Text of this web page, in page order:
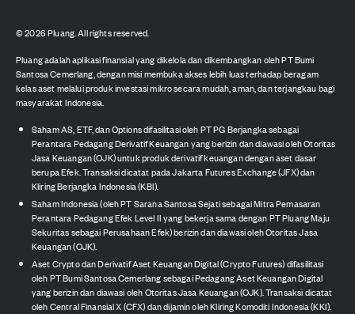
©2026Pluang. All rights reserved.
Pluang adalah aplikasi finansial yang dikelola dan dikembangkan oleh PT Bumi
Santosa Cemerlang, dengan misi membuka akses lebih luas terhadap beragam
kelas aset melalui produk investasi mikro secara mudah, aman, dan terjangkau bagi
masyarakat Indonesia.
Saham AS, ETF, dan Options difasilitasi oleh PT PG Berjangka sebagai
Perantara Pedagang Derivatif Keuangan yang berizin dan diawasi oleh Otoritas
Jasa Keuangan (OJK) untuk produk derivatif keuangan dengan aset dasar
berupa Efek. Transaksi dicatat pada Jakarta Futures Exchange (JFX) dan
Kliring Berjangka Indonesia (KBI).
Saham Indonesia (oleh PT Sarana Santosa Sejati sebagai Mitra Pemasaran
Perantara Pedagang Efek Level II yang bekerja sama dengan PT Pluang Maju
Sekuritas sebagai Perusahaan Efek) berizin dan diawasi oleh Otoritas Jasa
Keuangan (OJK).
Aset Crypto dan Derivatif Aset Keuangan Digital (Crypto Futures) difasilitasi
oleh PT Bumi Santosa Cemerlang sebagai Pedagang Aset Keuangan Digital
yang berizin dan diawasi oleh Otoritas Jasa Keuangan (OJK). Transaksi dicatat
oleh Central Finansial X (CFX) dan dijamin oleh Kliring Komoditi Indonesia (KKI).